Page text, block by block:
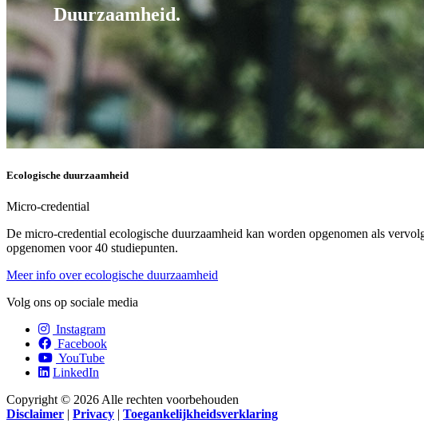
Duurzaamheid.
Ecologische duurzaamheid
Micro-credential
De micro-credential ecologische duurzaamheid kan worden opgenomen als
opgenomen voor 40 studiepunten.
Meer info over ecologische duurzaamheid
Volg ons op sociale media
Instagram
Facebook
YouTube
LinkedIn
Copyright © 2026 Alle rechten voorbehouden
Disclaimer | Privacy | Toegankelijkheidsverklaring